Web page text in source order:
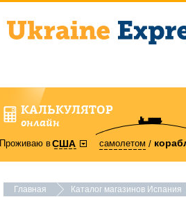
КАЛЬКУЛЯТОР
онлайн
Проживаю вСША самолетом
Главная Каталог магазинов Испания